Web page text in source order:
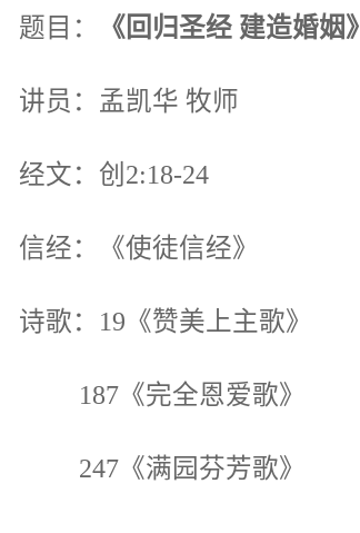
题目： 《回归圣经 建造婚姻》
讲员：孟凯华 牧师
经文：创2:18-24
信经：《使徒信经》
诗歌：19《赞美上主歌》
187《完全恩爱歌》
247《满园芬芳歌》